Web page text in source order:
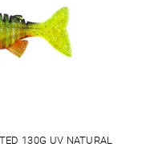
130G UV NATURAL